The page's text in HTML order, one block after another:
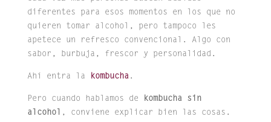
diferentes para esos momentos en los que no
quieren tomar alcohol, pero tampoco les
apetece un refresco convencional. Algo con
sabor, burbuja, frescor y personalidad.
Ahí entra la kombucha .
Pero cuando hablamos de
kombucha sin
alcohol , conviene explicar bien las cosas.